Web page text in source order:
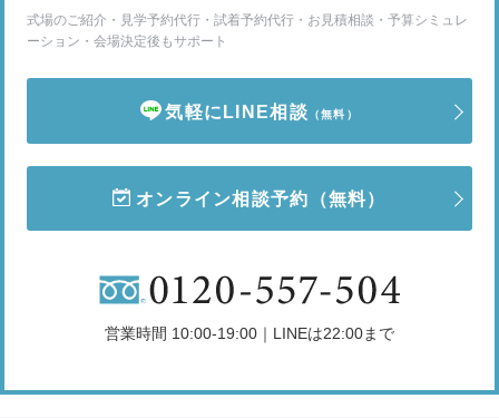
式場のご紹介・見学予約代行・試着予約代行・お見積相談・予算シミュレ
ーション・会場決定後もサポート
気軽にLINE相談 （無料）
オンライン相談予約 （無料）
営業時間 10:00-19:00｜LINEは22:00まで